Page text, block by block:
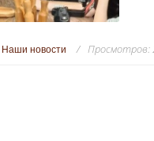
Наши новости Просмотров: